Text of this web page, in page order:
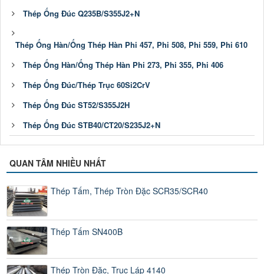
Thép Ống Đúc Q235B/S355J2+N
Thép Ống Hàn/Ống Thép Hàn Phi 457, Phi 508, Phi 559, Phi 610
Thép Ống Hàn/Ống Thép Hàn Phi 273, Phi 355, Phi 406
Thép Ống Đúc/Thép Trục 60Si2CrV
Thép Ống Đúc ST52/S355J2H
Thép Ống Đúc STB40/CT20/S235J2+N
QUAN TÂM NHIỀU NHẤT
Thép Tấm, Thép Tròn Đặc SCR35/SCR40
Thép Tấm SN400B
Thép Tròn Đặc, Trục Láp 4140